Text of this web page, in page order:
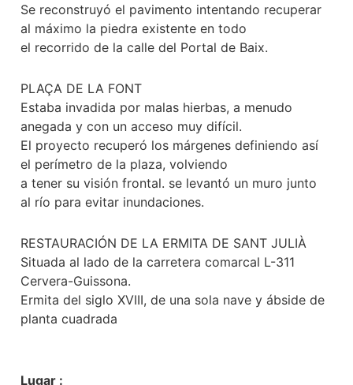
Se reconstruyó el pavimento intentando recuperar
al máximo la piedra existente en todo
el recorrido de la calle del Portal de Baix.
PLAÇA DE LA FONT
Estaba invadida por malas hierbas, a menudo
anegada y con un acceso muy difícil.
El proyecto recuperó los márgenes definiendo así
el perímetro de la plaza, volviendo
a tener su visión frontal. se levantó un muro junto
al río para evitar inundaciones.
RESTAURACIÓN DE LA ERMITA DE SANT JULIÀ
Situada al lado de la carretera comarcal L-311
Cervera-Guissona.
Ermita del siglo XVIII, de una sola nave y ábside de
planta cuadrada
Lugar :